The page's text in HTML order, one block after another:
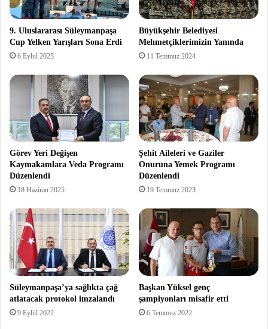
9. Uluslararası Süleymanpaşa
Cup Yelken Yarışları Sona Erdi
6 Eylül 2025
Büyükşehir Belediyesi
Mehmetçiklerimizin Yanında
11 Temmuz 2024
Görev Yeri Değişen
Kaymakamlara Veda Programı
Düzenlendi
18 Haziran 2025
Şehit Aileleri ve Gaziler
Onuruna Yemek Programı
Düzenlendi
19 Temmuz 2023
Süleymanpaşa’ya sağlıkta çağ
atlatacak protokol imzalandı
9 Eylül 2022
Başkan Yüksel genç
şampiyonları misafir etti
6 Temmuz 2022